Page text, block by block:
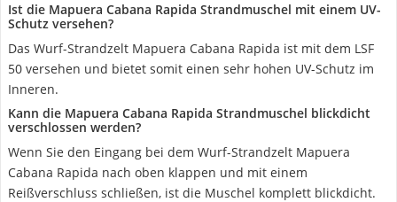
Ist die Mapuera Cabana Rapida Strandmuschel mit einem UV-
Schutz versehen?
Das Wurf-Strandzelt Mapuera Cabana Rapida ist mit dem LSF
50 versehen und bietet somit einen sehr hohen UV-Schutz im
Inneren.
Kann die Mapuera Cabana Rapida Strandmuschel blickdicht
verschlossen werden?
Wenn Sie den Eingang bei dem Wurf-Strandzelt Mapuera
Cabana Rapida nach oben klappen und mit einem
Reißverschluss schließen, ist die Muschel komplett blickdicht.